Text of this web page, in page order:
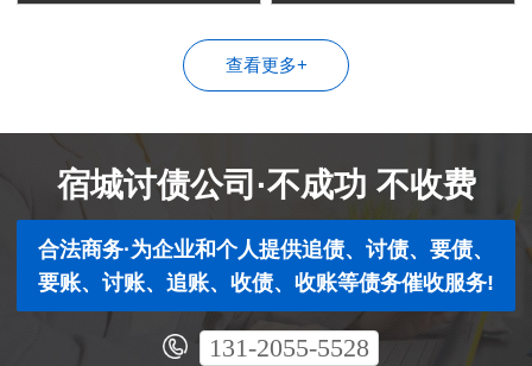
查看更多+
宿城讨债公司·不成功 不收费
合法商务·为企业和个人提供追债、讨债、要债、
要账、讨账、追账、收债、收账等债务催收服务!
131-2055-5528